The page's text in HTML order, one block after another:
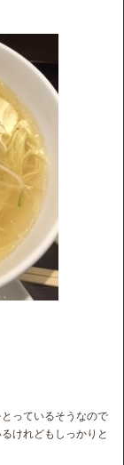
っているそうなので
けれどもしっかりと